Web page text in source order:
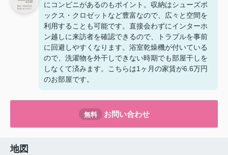
にコンビニがあるのもポイント。収納はシューズボ
ックス・クロゼットなど豊富なので、広々と空間を
利用することも可能です。直接会わずにインターホ
ン越しに来訪者を確認できるので、トラブルを事前
に回避しやすくなります。浴室乾燥機が付いている
ので、洗濯物を外干しできない時期でも部屋干しを
しなくて済みます。こちらは1ヶ月の家賃が6.6万円
のお部屋です。
無料 お問い合わせ
地図